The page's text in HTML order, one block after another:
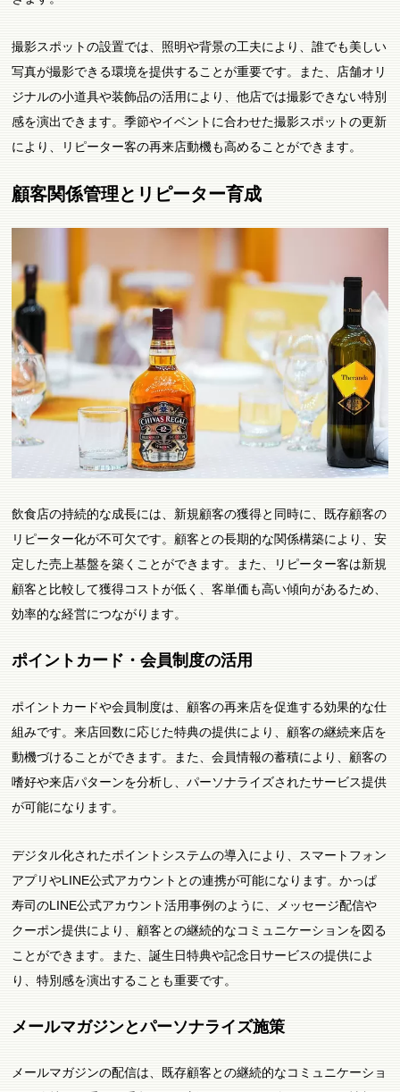
撮影スポットの設置では、照明や背景の工夫により、誰でも美しい
写真が撮影できる環境を提供することが重要です。また、店舗オリ
ジナルの小道具や装飾品の活用により、他店では撮影できない特別
感を演出できます。季節やイベントに合わせた撮影スポットの更新
により、リピーター客の再来店動機も高めることができます。
顧客関係管理とリピーター育成
飲食店の持続的な成長には、新規顧客の獲得と同時に、既存顧客の
リピーター化が不可欠です。顧客との長期的な関係構築により、安
定した売上基盤を築くことができます。また、リピーター客は新規
顧客と比較して獲得コストが低く、客単価も高い傾向があるため、
効率的な経営につながります。
ポイントカード・会員制度の活用
ポイントカードや会員制度は、顧客の再来店を促進する効果的な仕
組みです。来店回数に応じた特典の提供により、顧客の継続来店を
動機づけることができます。また、会員情報の蓄積により、顧客の
嗜好や来店パターンを分析し、パーソナライズされたサービス提供
が可能になります。
デジタル化されたポイントシステムの導入により、スマートフォン
アプリやLINE公式アカウントとの連携が可能になります。かっぱ
寿司のLINE公式アカウント活用事例のように、メッセージ配信や
クーポン提供により、顧客との継続的なコミュニケーションを図る
ことができます。また、誕生日特典や記念日サービスの提供によ
り、特別感を演出することも重要です。
メールマガジンとパーソナライズ施策
メールマガジンの配信は、既存顧客との継続的なコミュニケーショ